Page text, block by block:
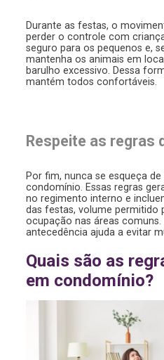
Durante as festas, o
perder o controle com
seguro para os pequenos e,
mantenha os animais em
barulho excessivo. Dessa
mantém todos confortáveis.
Respeite as regras
Por fim, nunca se esqueça
condomínio. Essas regras
no regimento interno e
das festas, volume permitido
ocupação nas áreas
antecedência ajuda a evitar
Quais são as
em condomínio?